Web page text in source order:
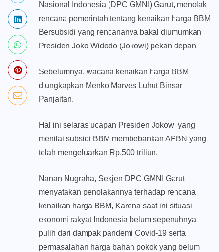
Nasional Indonesia (DPC GMNI) Garut, menolak
rencana pemerintah tentang kenaikan harga BBM
Bersubsidi yang rencananya bakal diumumkan
Presiden Joko Widodo (Jokowi) pekan depan.
Sebelumnya, wacana kenaikan harga BBM
diungkapkan Menko Marves Luhut Binsar
Panjaitan.
Hal ini selaras ucapan Presiden Jokowi yang
menilai subsidi BBM membebankan APBN yang
telah mengeluarkan Rp.500 triliun.
Nanan Nugraha, Sekjen DPC GMNI Garut
menyatakan penolakannya terhadap rencana
kenaikan harga BBM, Karena saat ini situasi
ekonomi rakyat Indonesia belum sepenuhnya
pulih dari dampak pandemi Covid-19 serta
permasalahan harga bahan pokok yang belum